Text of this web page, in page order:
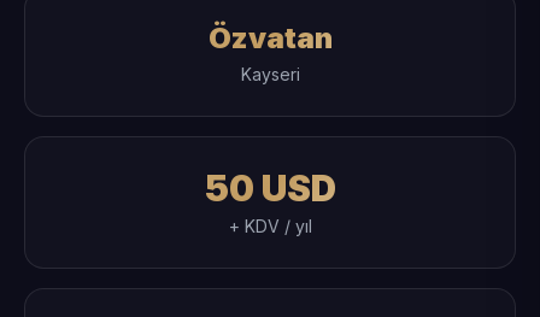
Özvatan
Kayseri
50 USD
+ KDV / yıl